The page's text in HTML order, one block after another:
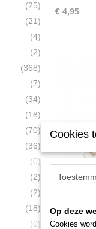
(25)
(21)
(4)
(2)
(368)
(7)
(34)
(18)
(70)
(36)
(0)
(2)
(2)
(18)
(0)
€ 4,95
Märklin
€ 12,00
Cookies
Op deze
Cookies